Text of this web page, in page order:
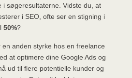
i søgeresultaterne. Vidste du, at
i SEO, ofte ser en stigning i
50%?
anden styrke hos en freelance
at optimere dine Google Ads og
ud til flere potentielle kunder og